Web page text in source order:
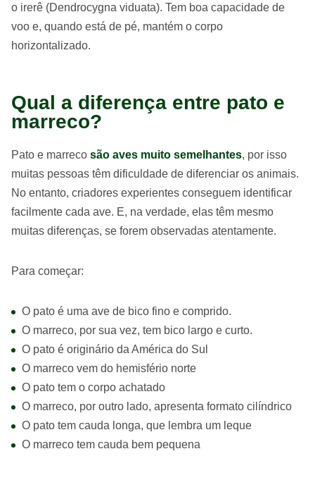
o irerê (Dendrocygna viduata). Tem boa capacidade de
voo e, quando está de pé, mantém o corpo
horizontalizado.
Qual a diferença entre pato e
marreco?
Pato e marreco são aves muito semelhantes, por isso
muitas pessoas têm dificuldade de diferenciar os animais.
No entanto, criadores experientes conseguem identificar
facilmente cada ave. E, na verdade, elas têm mesmo
muitas diferenças, se forem observadas atentamente.
Para começar:
O pato é uma ave de bico fino e comprido.
O marreco, por sua vez, tem bico largo e curto.
O pato é originário da América do Sul
O marreco vem do hemisfério norte
O pato tem o corpo achatado
O marreco, por outro lado, apresenta formato cilíndrico
O pato tem cauda longa, que lembra um leque
O marreco tem cauda bem pequena